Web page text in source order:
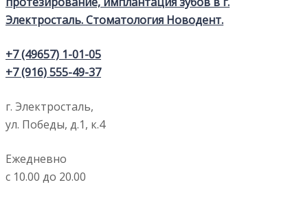
+7 (49657) 1-01-05
+7 (916) 555-49-37
г. Электросталь,
ул. Победы, д.1, к.4
Ежедневно
с 10.00 до 20.00